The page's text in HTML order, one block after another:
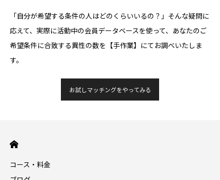
「自分が希望する条件の人はどのくらいいるの？」そんな疑問に
応えて、実際に活動中の会員データベースを使って、あなたのご
希望条件に合致する異性の数を【手作業】にてお調べいたしま
す。
お試しマッチングをやってみる
コース・料金